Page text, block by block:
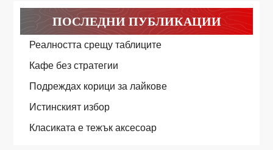
ПОСЛЕДНИ ПУБЛИКАЦИИ
Реалността срещу таблиците
Кафе без стратегии
Подреждах корици за лайкове
Истинският избор
Класиката е тежък аксесоар